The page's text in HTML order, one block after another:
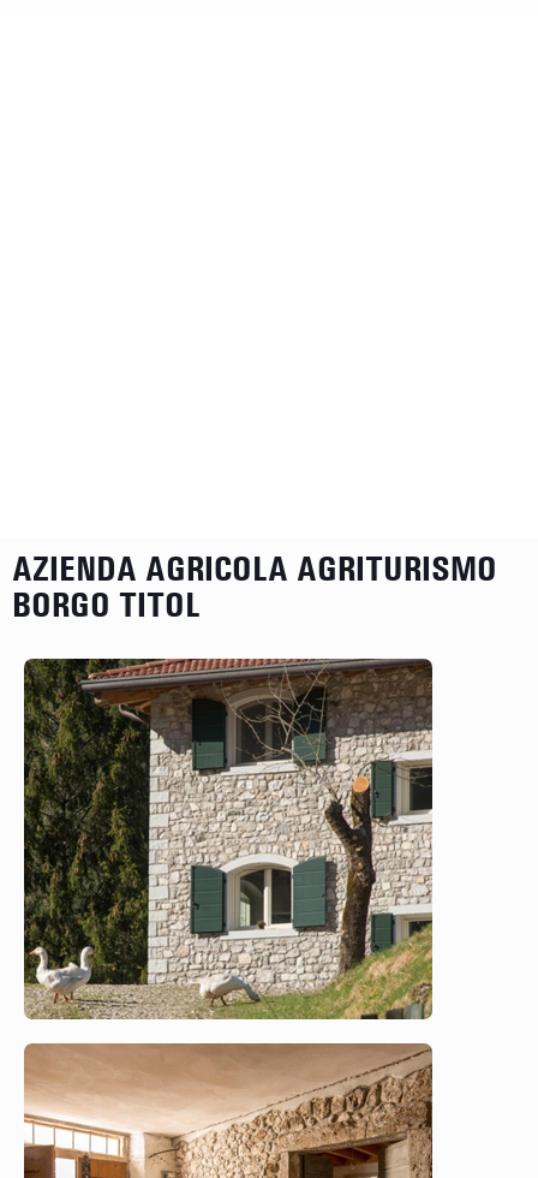
AZIENDA AGRICOLA AGRITURISMO
BORGO TITOL